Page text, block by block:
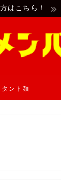
はこちら！
ント麺